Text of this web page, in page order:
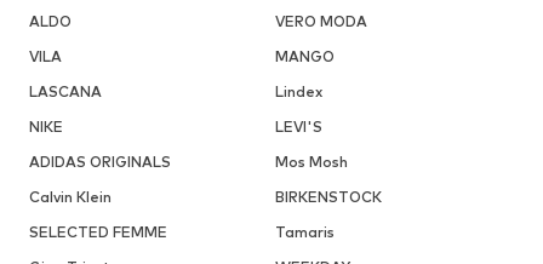
ALDO
VERO MODA
VILA
MANGO
LASCANA
Lindex
NIKE
LEVI'S
ADIDAS ORIGINALS
Mos Mosh
Calvin Klein
BIRKENSTOCK
SELECTED FEMME
Tamaris